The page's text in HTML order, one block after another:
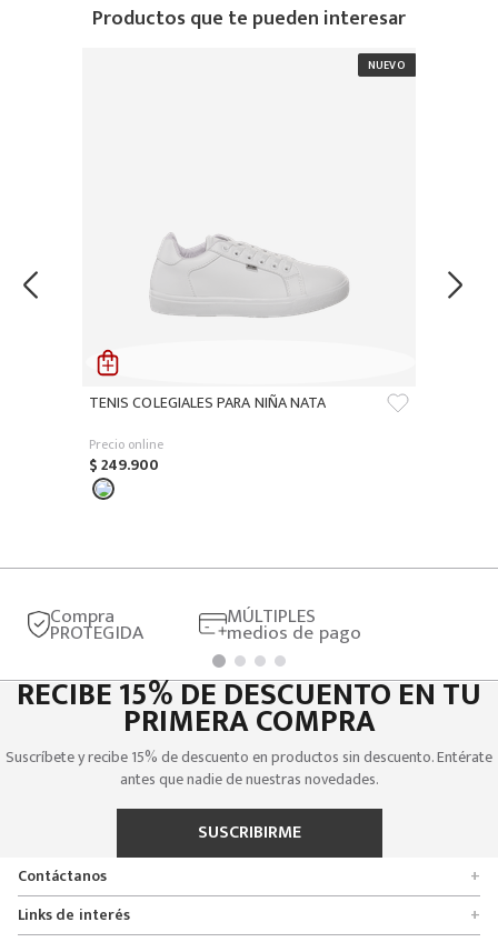
Productos que te pueden interesar
TENIS COLEGIALES PARA NIÑA NATA
Precio online
$249.900
Compra
PROTEGIDA
MÚLTIPLES
medios de pago
RECIBE 15% DE DESCUENTO EN TU
PRIMERA COMPRA
Suscríbete y recibe 15% de descuento en productos sin descuento. Entérate
antes que nadie de nuestras novedades.
SUSCRIBIRME
Contáctanos
+
Encuentra tu tienda
Links de interés +